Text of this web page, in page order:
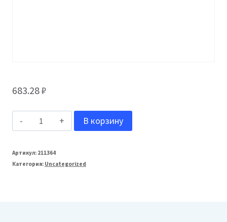
683.28₽
Количество
ТЕХОСНАСТКА
ЭКО-2
В корзину
Артикул: 211364
Категория: Uncategorized